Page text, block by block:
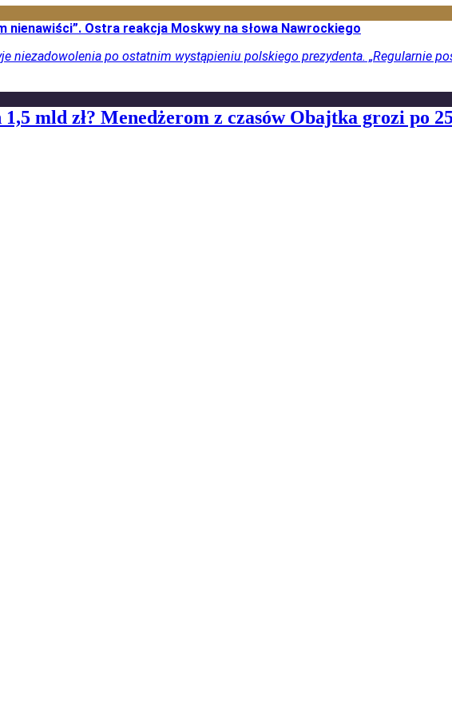
nienawiści”. Ostra reakcja Moskwy na słowa Nawrockiego
niezadowolenia po ostatnim wystąpieniu polskiego prezydenta. „Regularnie
mld zł? Menedżerom z czasów Obajtka grozi po